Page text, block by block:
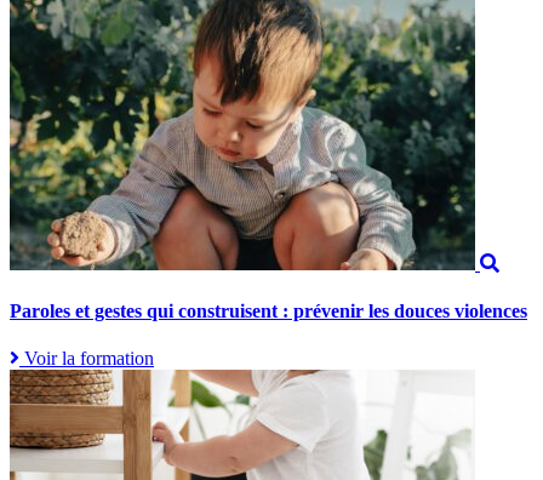
Paroles et gestes qui construisent : prévenir les douces violences
Voir la formation